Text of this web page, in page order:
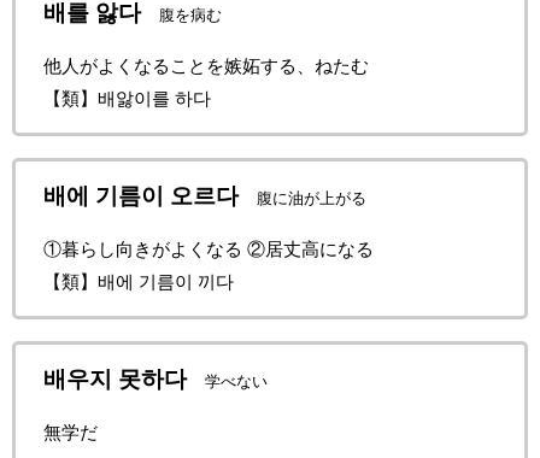
배를 앓다 腹を病む
他人がよくなることを嫉妬する、ねたむ
【類】배앓이를 하다
배에 기름이 오르다 腹に油が上がる
①暮らし向きがよくなる ②居丈高になる
【類】배에 기름이 끼다
배우지 못하다 学べない
無学だ